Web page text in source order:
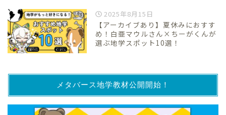
2025年8月15日
【アーカイブあり】夏休みにおすす
め！白亜マウルさん×ちーがくんが
選ぶ地学スポット10選！
メタバース地学教材公開開始！